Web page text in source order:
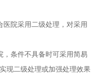
院采用二级处理，对采用
条件不具备时可采用简易
现二级处理或加强处理效果